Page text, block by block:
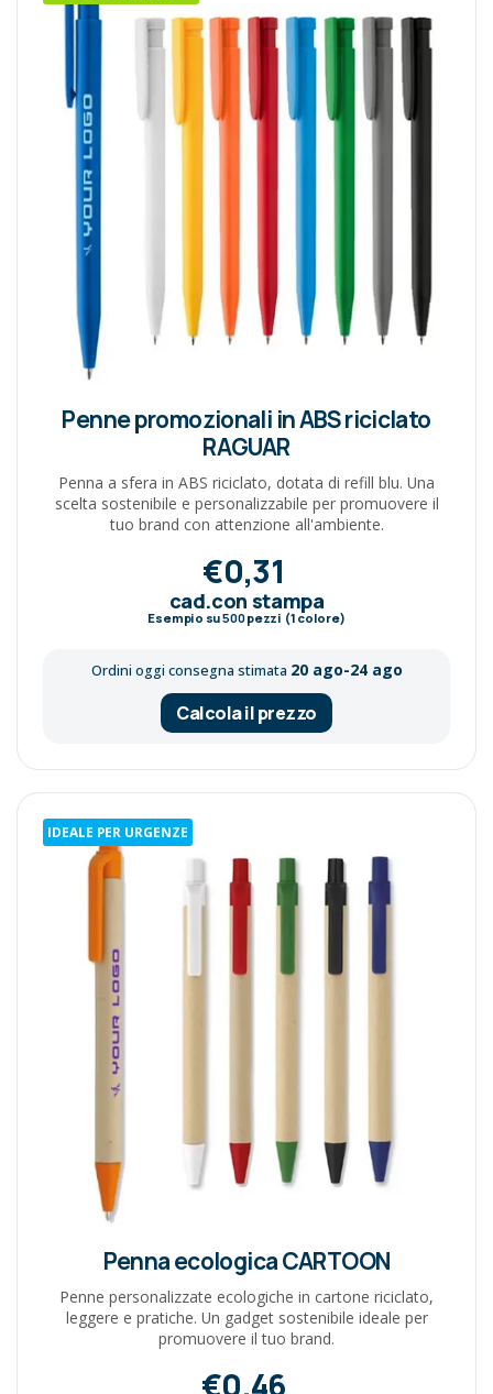
Penne promozionali in ABS riciclato
RAGUAR
Penna a sfera in ABS riciclato, dotata di refill blu. Una
scelta sostenibile e personalizzabile per promuovere il
tuo brand con attenzione all'ambiente.
€0,31
cad.con stampa
Esempio su500pezzi (1 colore)
Ordini oggi consegna stimata 20 ago-24 ago
Calcola il prezzo
IDEALE PER URGENZE
Penna ecologica CARTOON
Penne personalizzate ecologiche in cartone riciclato,
leggere e pratiche. Un gadget sostenibile ideale per
promuovere il tuo brand.
€0,46